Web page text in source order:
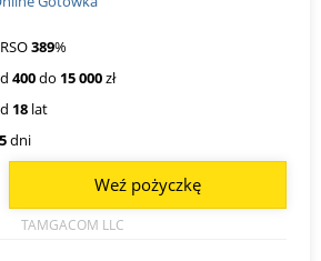
389%
400do 15 000zł
18 lat
dni
TAMGACOM LLC
Weź pożyczkę